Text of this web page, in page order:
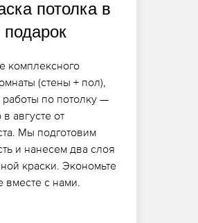
потолка в
подарок
комплексного
(стены + пол),
по потолку —
августе от
Мы подготовим
и нанесем два слоя
краски. Экономьте
вместе с нами.